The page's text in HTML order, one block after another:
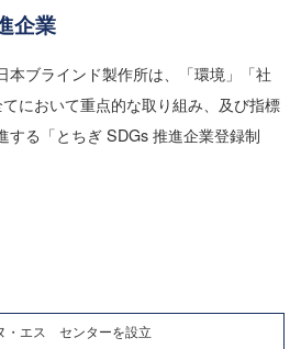
企業
本ブラインド製作所は、「環境」「社
において重点的な取り組み、及び指標
する「とちぎ SDGs 推進企業登録制
・エス センターを設立